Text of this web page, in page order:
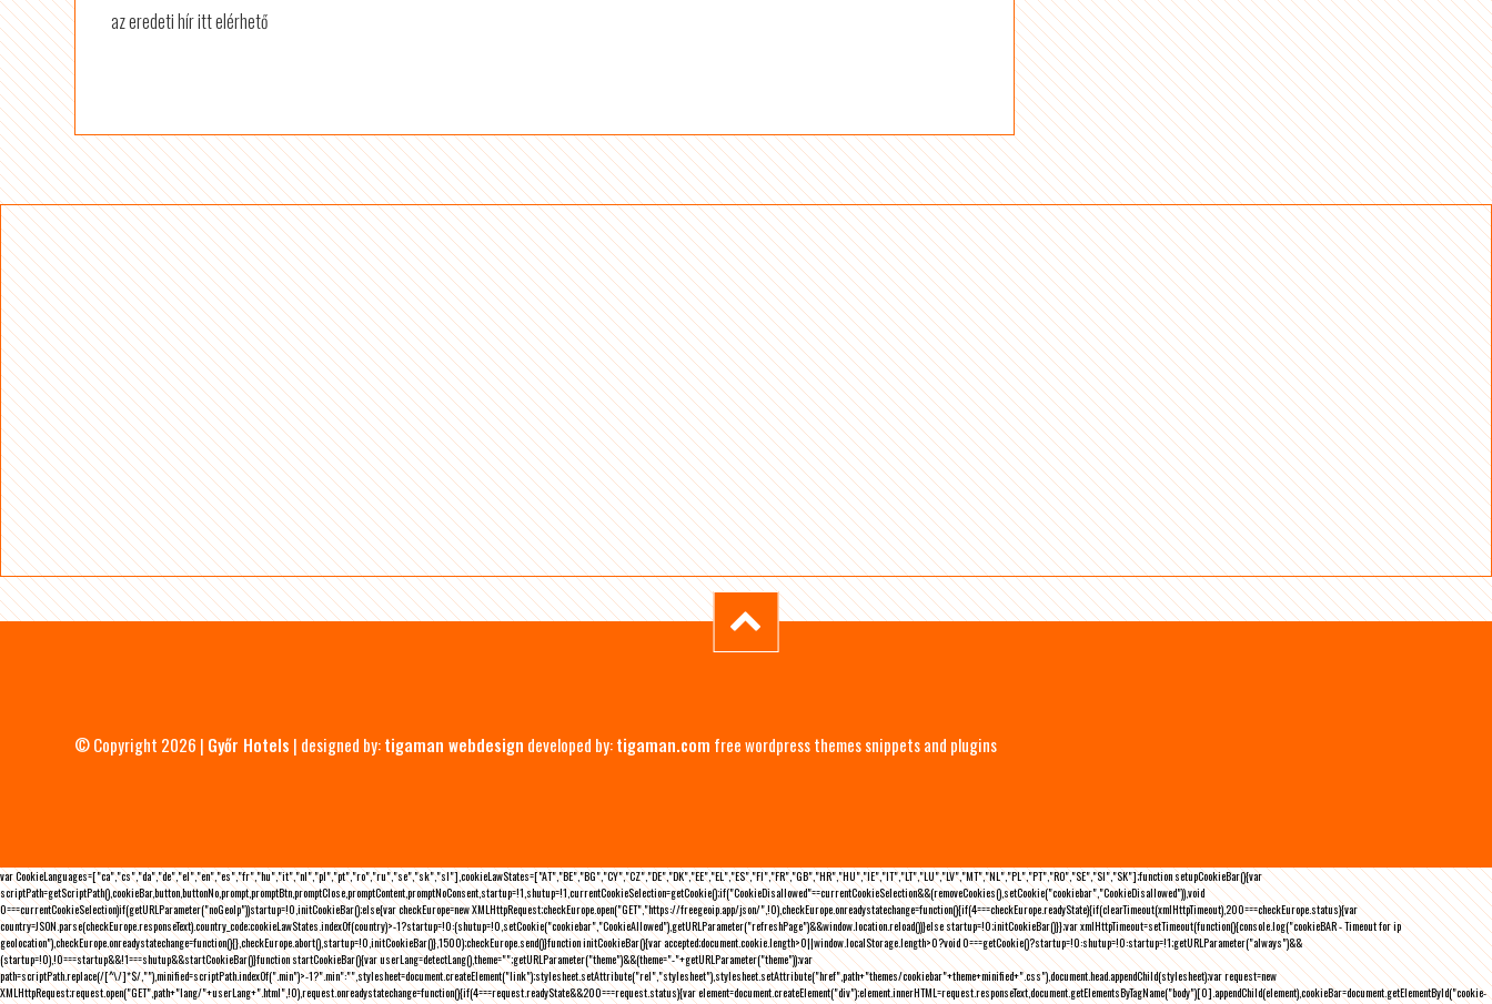
az eredeti hír itt elérhető
© Copyright 2026 | Győr Hotels | designed by:tigaman webdesign developed by:tigaman.com free wordpress themes snippets and plugins
var CookieLanguages=["ca","cs","da","de","el","en","es","fr","hu","it","nl","pl","pt","ro","ru","se","sk","sl"],cookieLawStates=["AT","BE","BG","CY","CZ","DE","DK","EE","EL","ES","FI","FR","GB","HR","HU","IE","IT","LT","LU","LV","MT","NL","PL","PT","RO","SE","SI","SK"];function setupCookieBar(){var
scriptPath=getScriptPath(),cookieBar,button,buttonNo,prompt,promptBtn,promptClose,promptContent,promptNoConsent,startup=!1,shutup=!1,currentCookieSelection=getCookie();if("CookieDisallowed"==currentCookieSelection&&(removeCookies(),setCookie("cookiebar","CookieDisallowed")),void
0===currentCookieSelection)if(getURLParameter("noGeoIp"))startup=!0,initCookieBar();else{var checkEurope=new XMLHttpRequest;checkEurope.open("GET","https://freegeoip.app/json/",!0),checkEurope.onreadystatechange=function(){if(4===checkEurope.readyState){if(clearTimeout(xmlHttpTimeout),200===checkEurope.status){var
country=JSON.parse(checkEurope.responseText).country_code;cookieLawStates.indexOf(country)>-1?startup=!0:(shutup=!0,setCookie("cookiebar","CookieAllowed"),getURLParameter("refreshPage")&&window.location.reload())}else startup=!0;initCookieBar()}};var xmlHttpTimeout=setTimeout(function(){console.log("cookieBAR - Timeout for ip
geolocation"),checkEurope.onreadystatechange=function(){},checkEurope.abort(),startup=!0,initCookieBar()},1500);checkEurope.send()}function initCookieBar(){var accepted;document.cookie.length>0||window.localStorage.length>0?void 0===getCookie()?startup=!0:shutup=!0:startup=!1;getURLParameter("always")&&
(startup=!0),!0===startup&&!1===shutup&&startCookieBar()}function startCookieBar(){var userLang=detectLang(),theme="";getURLParameter("theme")&&(theme="-"+getURLParameter("theme"));var
path=scriptPath.replace(/[^\/]*$/,""),minified=scriptPath.indexOf(".min")>-1?".min":"",stylesheet=document.createElement("link");stylesheet.setAttribute("rel","stylesheet"),stylesheet.setAttribute("href",path+"themes/cookiebar"+theme+minified+".css"),document.head.appendChild(stylesheet);var request=new
XMLHttpRequest;request.open("GET",path+"lang/"+userLang+".html",!0),request.onreadystatechange=function(){if(4===request.readyState&&200===request.status){var element=document.createElement("div");element.innerHTML=request.responseText,document.getElementsByTagName("body")[0].appendChild(element),cookieBar=document.getElementById("cookie-